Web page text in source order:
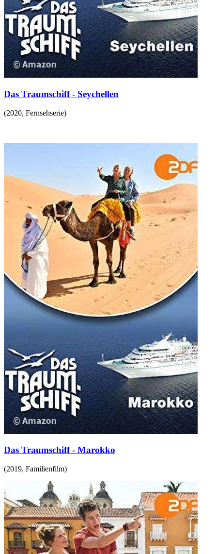
Das Traumschiff - Seychellen
(2020, Fernsehserie)
Das Traumschiff - Marokko
(2019, Familienfilm)